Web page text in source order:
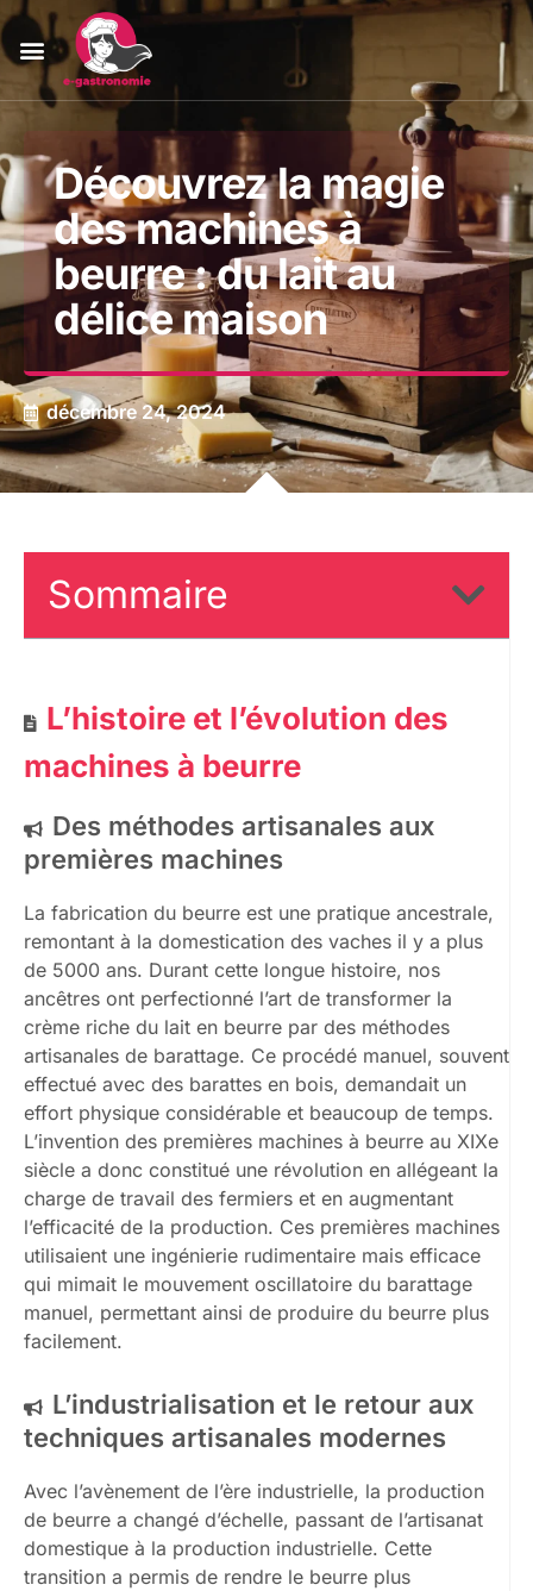
Découvrez la magie
des machines à
beurre : du lait au
délice maison
décembre 24, 2024
Sommaire
L’histoire et l’évolution des
machines à beurre
Des méthodes artisanales aux
premières machines
La fabrication du beurre est une pratique ancestrale,
remontant à la domestication des vaches il y a plus
de 5000 ans. Durant cette longue histoire, nos
ancêtres ont perfectionné l’art de transformer la
crème riche du lait en beurre par des méthodes
artisanales de barattage. Ce procédé manuel, souvent
effectué avec des barattes en bois, demandait un
effort physique considérable et beaucoup de temps.
L’invention des premières machines à beurre au XIXe
siècle a donc constitué une révolution en allégeant la
charge de travail des fermiers et en augmentant
l’efficacité de la production. Ces premières machines
utilisaient une ingénierie rudimentaire mais efficace
qui mimait le mouvement oscillatoire du barattage
manuel, permettant ainsi de produire du beurre plus
facilement.
L’industrialisation et le retour aux
techniques artisanales modernes
Avec l’avènement de l’ère industrielle, la production
de beurre a changé d’échelle, passant de l’artisanat
domestique à la production industrielle. Cette
transition a permis de rendre le beurre plus